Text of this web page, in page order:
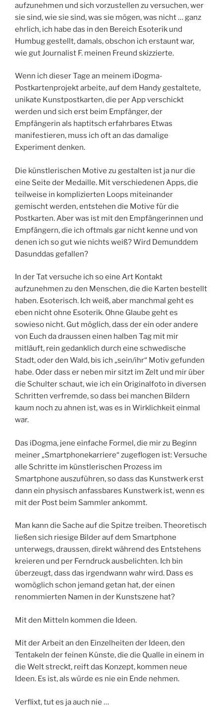
aufzunehmen und sich vorzustellen zu versuchen, wer
sie sind, wie sie sind, was sie mögen, was nicht … ganz
ehrlich, ich habe das in den Bereich Esoterik und
Humbug gestellt, damals, obschon ich erstaunt war,
wie gut Journalist F. meinen Freund skizzierte.
Wenn ich dieser Tage an meinem iDogma-
Postkartenprojekt arbeite, auf dem Handy gestaltete,
unikate Kunstpostkarten, die per App verschickt
werden und sich erst beim Empfänger, der
Empfängerin als haptitsch erfahrbares Etwas
manifestieren, muss ich oft an das damalige
Experiment denken.
Die künstlerischen Motive zu gestalten ist ja nur die
eine Seite der Medaille. Mit verschiedenen Apps, die
teilweise in komplizierten Loops miteinander
gemischt werden, entstehen die Motive für die
Postkarten. Aber was ist mit den Empfängerinnen und
Empfängern, die ich oftmals gar nicht kenne und von
denen ich so gut wie nichts weiß? Wird Demunddem
Dasunddas gefallen?
In der Tat versuche ich so eine Art Kontakt
aufzunehmen zu den Menschen, die die Karten bestellt
haben. Esoterisch. Ich weiß, aber manchmal geht es
eben nicht ohne Esoterik. Ohne Glaube geht es
sowieso nicht. Gut möglich, dass der ein oder andere
von Euch da draussen einen halben Tag mit mir
mitläuft, rein gedanklich durch eine schwedische
Stadt, oder den Wald, bis ich „sein/ihr“ Motiv gefunden
habe. Oder dass er neben mir sitzt im Zelt und mir über
die Schulter schaut, wie ich ein Originalfoto in diversen
Schritten verfremde, so dass bei manchen Bildern
kaum noch zu ahnen ist, was es in Wirklichkeit einmal
war.
Das iDogma, jene einfache Formel, die mir zu Beginn
meiner „Smartphonekarriere“ zugeflogen ist: Versuche
alle Schritte im künstlerischen Prozess im
Smartphone auszuführen, so dass das Kunstwerk erst
dann ein physisch anfassbares Kunstwerk ist, wenn es
mit der Post beim Sammler ankommt.
Man kann die Sache auf die Spitze treiben. Theoretisch
ließen sich riesige Bilder auf dem Smartphone
unterwegs, draussen, direkt während des Entstehens
kreieren und per Ferndruck ausbelichten. Ich bin
überzeugt, dass das irgendwann wahr wird. Dass es
womöglich schon jemand getan hat, der einen
renommierten Namen in der Kunstszene hat?
Mit den Mitteln kommen die Ideen.
Mit der Arbeit an den Einzelheiten der Ideen, den
Tentakeln der feinen Künste, die die Qualle in einem in
die Welt streckt, reift das Konzept, kommen neue
Ideen. Es ist, als würde es nie ein Ende nehmen.
Verflixt, tut es ja auch nie …